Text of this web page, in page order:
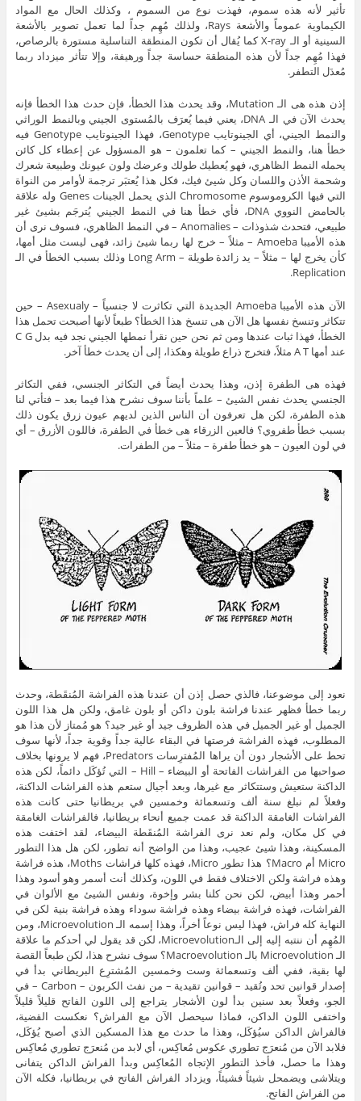
تأثير لأنه هذه سموم، فهذت نوع من السموم ، وكذلك الحال مع المواد
الكيماوية عموماً والأشعة Rays، ولذلك مُهِم جداً لما تعمل تصوير بالأشعة
السينية أو الـ X-ray كما يُقال أن تكون المنطقة التناسلية مستورة بالرصاص،
فهذا مُهِم جداً لأن هذه المنطقة حساسة جداً ورهيفة، وإلا تتأثر ميزداد ربما
مُعدَل التطفر.
إذن هذه هى الـ Mutation، وقد يحدث هذا الخطأ، فإن حدث هذا الخطأ فإنه
يحدث الآن في الـ DNA، يعني فيما يُعرَف بالمُستوى الجيني وبالنمط الوراثي
والنمط الجيني، أي الجينوتايب Genotype، فهذا الجينوتايب Genotype فيه
خطأ هنا، والنمط الجيني – كما تعلمون – هو المسؤول عن إعطاء كل كائن
يحمله النمط الظاهري، فهو يُعطيك طولك وعرضك ولون عيونك وطبيعة شعرك
وشحمة الأذن واللسان وكل شيئ فيك، فكل هذا يُعتبَر ترجمة لأوامر من النواة
التي فيها الكروموسوم Chromosome الذي يحمل الجينات Genes وله علاقة
بالحامض النووي DNA، فأي خطأ هنا في النمط الجيني يُترجَم بشيئ غير
طبيعي، فتحدث شذوذات – Anomalies – في النمط الظاهري، فسوف نرى أن
هذه الأميبا Amoeba – مثلاً – خرج لها ربما شيئ زائد، فهى ليست مثل أمها،
كأن يخرج لها – مثلاً – يد زائدة طويلة – Long Arm وذلك بسبب الخطأ في الـ
Replication.
الآن هذه الأميبا Amoeba الجديدة التي تكاثرت لا جنسياً – Asexualy – حين
تتكاثر وتنسخ نفسها هل الآن هى تنسخ هذا الخطأ؟ طبعاً لأنها أصبحت تحمل هذا
الخطأ، فهذا ثبات عندها ومن ثم نحن حين نقرأ نمطها الجيني نجد فيه بدل C G
عند أمها A T مثلاً، فتخرج ذراع طويلة وهكذا، إلى أن يحدث خطأ آخر.
فهذه هى الطفرة إذن، وهذا يحدث أيضاً في التكاثر الجنسي، ففي التكاثر
الجنسي يحدث نفس الشيئ – علماً بأننا سوف نشرح هذا فيما بعد – فتأتي لنا
هذه الطفرة، لكن هل تعرفون أن الناس الذين لديهم عيون زرق يكون ذلك
بسبب خطأ طفروي؟ فالعين الزرقاء هى خطأ في الطفرة، فاللون الأزرق – أي
في لون العيون – هو خطأ طفرة – مثلاً – من الطفرات.
نعود إلى موضوعنا، فالذي حصل إذن أن عندنا هذه الفراشة المُنقَطة، وحدث
ربما خطأ فظهر عندنا فراشة بلون داكن أو بلون غامق، ولكن هل هذا اللون
الجميل أو غير الجميل في هذه الظروف جيد أو غير جيد؟ هو مُمتاز لأن هذا هو
المطلوب، فهذه الفراشة فرصتها في البقاء عالية جداً وقوية جداً، لأنها سوف
تحط على الأشجار دون أن يراها المُفترِسات Predators، فهم لا يرونها بخلاف
صواحبها من الفراشات الفاتحة أو البيضاء – Hill – التي تُؤكَل دائماً، لكن هذه
الداكنة ستعيش وستتكاثر مع غيرها، وبعد أجيال ستعم هذه الفراشات الداكنة،
وفعلاً لم نبلغ سنة ألف وتسعمائة وخمسين في بريطانيا حتى كانت هذه
الفراشات الغامقة الداكنة قد عمت جميع أنحاء بريطانيا، فالفراشات الغامقة
في كل مكان، ولم نعد نرى الفراشة المُنقَطة البيضاء، لقد اختفت هذه
المسكينة، وهذا شيئ عجيب، وهذا من الواضح أنه تطور، لكن هل هذا التطور
Micro أم Macro؟ هذا تطور Micro، فهذه كلها فراشات Moths، هذه فراشة
وهذه فراشة ولكن الاختلاف فقط في اللون، وكذلك أنت أسمر وهو أسود وهذا
أحمر وهذا أبيض، لكن نحن كلنا بشر وإخوة، ونفس الشيئ مع الألوان في
الفراشات، فهذه فراشة بيضاء وهذه فراشة سوداء وهذه فراشة بنية لكن في
النهاية كله فراش، فهذا ليس نوعاً أخراً، وهذا إسمه الـ Microevolution، ومن
المُهِم أن ننتبه إليه إلى الـMicroevolution، لكن قد يقول لي أحدكم ما علاقة
الـ Microevolution بالـ Macroevolution؟ سوف نشرح هذا، لكن طبعاً القصة
لها بقية، ففي ألف وتسعمائة وست وخمسين المُشترِع البريطاني بدأ في
إصدار قوانين تحد وتُقيد – قوانين تقيدية – من نفث الكربون – Carbon – في
الجو، وفعلاً بعد سنين بدأ لون الأشجار يتراجع إلى اللون الفاتح قليلاً قليلاً
واختفى اللون الداكن، فماذا سيحصل الآن مع الفراش؟ نعكست القضية،
فالفراش الداكن سيُؤكَل، وهذا ما حدث مع هذا المسكين الذي أصبح يُؤكَل،
فلابد الآن من مُنعرَج تطوري عكوس مُعاكِس، أي لابد من مُنعرَج تطوري مُعاكِس
وهذا ما حصل، فأخذ التطور الإتجاه المُعاكِس وبدأ الفراش الداكن يتفانى
ويتلاشى ويضمحل شيئاً فشيئاً، ويزداد الفراش الفاتح في بريطانيا، فكله الآن
من الفراش الفاتح.